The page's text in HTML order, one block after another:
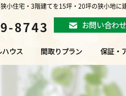
狭小住宅・3階建てを15坪・20坪の狭小地に